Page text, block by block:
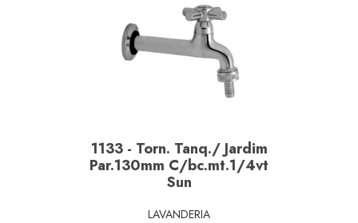
Ver detalhe
1133 - Torn. Tanq./ Jardim
Par.130mm C/bc.mt.1/4vt
Sun
LAVANDERIA